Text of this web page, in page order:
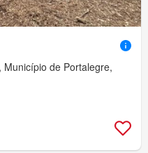
de Portalegre,